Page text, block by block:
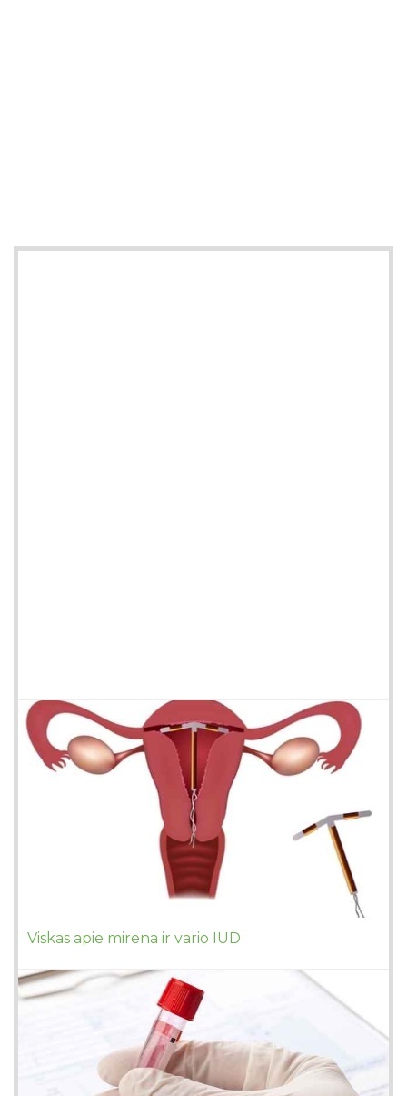
Viskas apie mirena ir vario IUD